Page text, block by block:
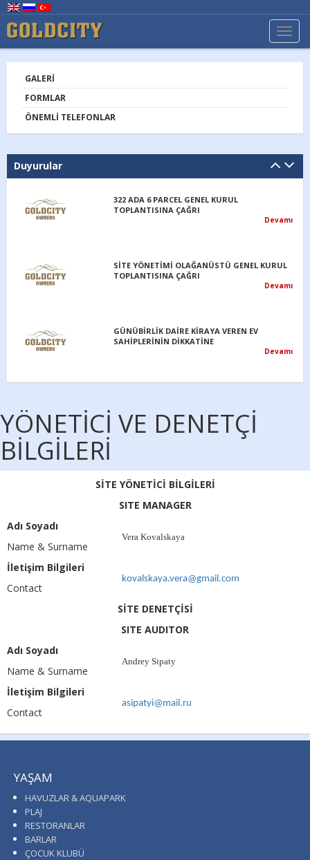
GALERI
FORMLAR
ÖNEMLI TELEFONLAR
Duyurular
322 ADA 6 PARCEL GENEL KURUL
TOPLANTISINA ÇAĞRI
Devamı
SİTE YÖNETİMİ OLAĞANÜSTÜ GENEL KURUL
TOPLANTISINA ÇAĞRI
Devamı
GÜNÜBİRLİK DAİRE KİRAYA VEREN EV
SAHİPLERİNİN DİKKATİNE
Devamı
YÖNETİCİ VE DENETÇİ
BİLGİLERİ
SİTE YÖNETİCİ BİLGİLERİ
SITE MANAGER
Adı Soyadı
Vera Kovalskaya
Name & Surname
İletişim Bilgileri
kovalskaya.vera@gmail.com
Contact
SİTE DENETÇİSİ
SITE AUDITOR
Adı Soyadı
Andrey Sipaty
Name & Surname
İletişim Bilgileri
asipatyi@mail.ru
Contact
YAŞAM
HAVUZLAR & AQUAPARK
PLAJ
RESTORANLAR
BARLAR
ÇOCUK KLUBÜ